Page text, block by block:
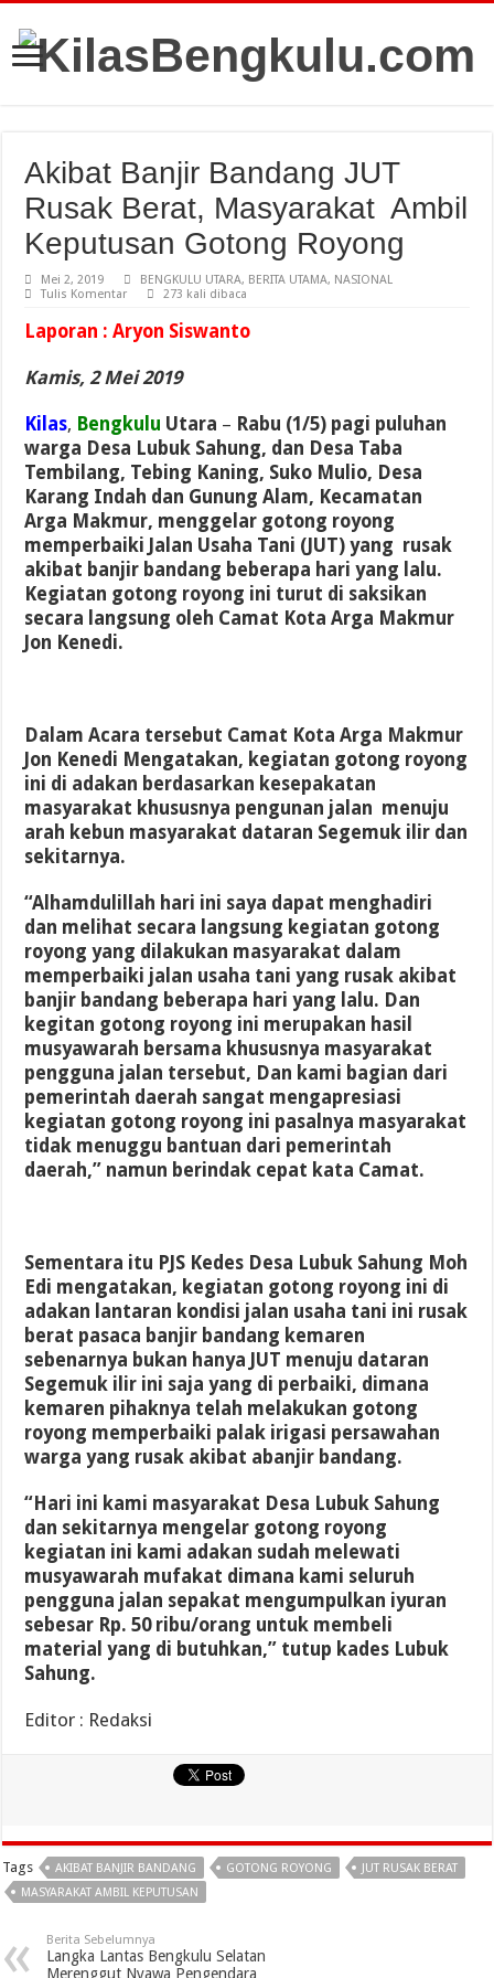
Akibat Banjir Bandang JUT
Rusak Berat, Masyarakat Ambil
Keputusan Gotong Royong
Mei 2, 2019 BENGKULU UTARA, BERITA UTAMA, NASIONAL
Tulis Komentar
273 kali dibaca
Laporan : Aryon Siswanto
Kamis, 2 Mei 2019
Kilas, Bengkulu Utara – Rabu (1/5) pagi puluhan
warga Desa Lubuk Sahung, dan Desa Taba
Tembilang, Tebing Kaning, Suko Mulio, Desa
Karang Indah dan Gunung Alam, Kecamatan
Arga Makmur, menggelar gotong royong
memperbaiki Jalan Usaha Tani (JUT) yang rusak
akibat banjir bandang beberapa hari yang lalu.
Kegiatan gotong royong ini turut di saksikan
secara langsung oleh Camat Kota Arga Makmur
Jon Kenedi.
Dalam Acara tersebut Camat Kota Arga Makmur
Jon Kenedi Mengatakan, kegiatan gotong royong
ini di adakan berdasarkan kesepakatan
masyarakat khususnya pengunan jalan menuju
arah kebun masyarakat dataran Segemuk ilir dan
sekitarnya.
“Alhamdulillah hari ini saya dapat menghadiri
dan melihat secara langsung kegiatan gotong
royong yang dilakukan masyarakat dalam
memperbaiki jalan usaha tani yang rusak akibat
banjir bandang beberapa hari yang lalu. Dan
kegitan gotong royong ini merupakan hasil
musyawarah bersama khususnya masyarakat
pengguna jalan tersebut, Dan kami bagian dari
pemerintah daerah sangat mengapresiasi
kegiatan gotong royong ini pasalnya masyarakat
tidak menuggu bantuan dari pemerintah
daerah,” namun berindak cepat kata Camat.
Sementara itu PJS Kedes Desa Lubuk Sahung Moh
Edi mengatakan, kegiatan gotong royong ini di
adakan lantaran kondisi jalan usaha tani ini rusak
berat pasaca banjir bandang kemaren
sebenarnya bukan hanya JUT menuju dataran
Segemuk ilir ini saja yang di perbaiki, dimana
kemaren pihaknya telah melakukan gotong
royong memperbaiki palak irigasi persawahan
warga yang rusak akibat abanjir bandang.
“Hari ini kami masyarakat Desa Lubuk Sahung
dan sekitarnya mengelar gotong royong
kegiatan ini kami adakan sudah melewati
musyawarah mufakat dimana kami seluruh
pengguna jalan sepakat mengumpulkan iyuran
sebesar Rp. 50 ribu/orang untuk membeli
material yang di butuhkan,” tutup kades Lubuk
Sahung.
Editor : Redaksi
Tags AKIBAT BANJIR BANDANG GOTONG ROYONG
JUT RUSAK BERAT
MASYARAKAT AMBIL KEPUTUSAN
Berita Sebelumnya
Langka Lantas Bengkulu Selatan
Merenggut Nyawa Pengendara